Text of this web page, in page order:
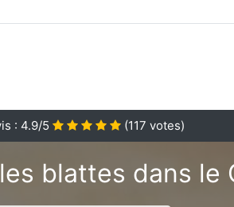
: 4.9/5 (117 votes)
blattes dans le